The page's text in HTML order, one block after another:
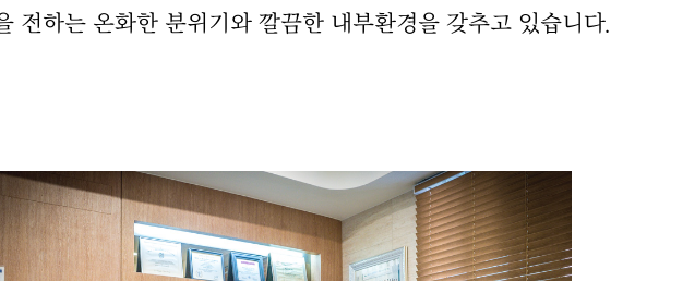
전하는 온화한 분위기와 깔끔한 내부환경을 갖추고 있습니다.